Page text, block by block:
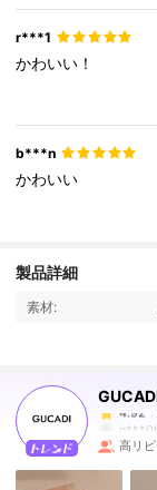
r***1
かわいい！
b***n
かわいい
製品詳細
素材:
4.92
n***0
4.92
高リ